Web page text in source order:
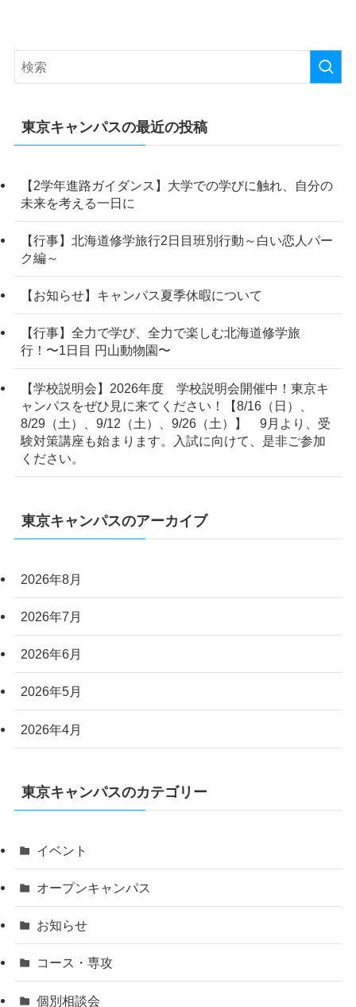
東京キャンパスの最近の投稿
【2学年進路ガイダンス】大学での学びに触れ、自分の
未来を考える一日に
【行事】北海道修学旅行2日目班別行動～白い恋人パー
ク編～
【お知らせ】キャンパス夏季休暇について
【行事】全力で学び、全力で楽しむ北海道修学旅
行！〜1日目 円山動物園〜
【学校説明会】2026年度 学校説明会開催中！東京キ
ャンパスをぜひ見に来てください！【8/16（日）、
8/29（土）、9/12（土）、9/26（土）】 9月より、受
験対策講座も始まります。入試に向けて、是非ご参加
ください。
東京キャンパスのアーカイブ
2026年8月
2026年7月
2026年6月
2026年5月
2026年4月
東京キャンパスのカテゴリー
イベント
オープンキャンパス
お知らせ
コース・専攻
個別相談会